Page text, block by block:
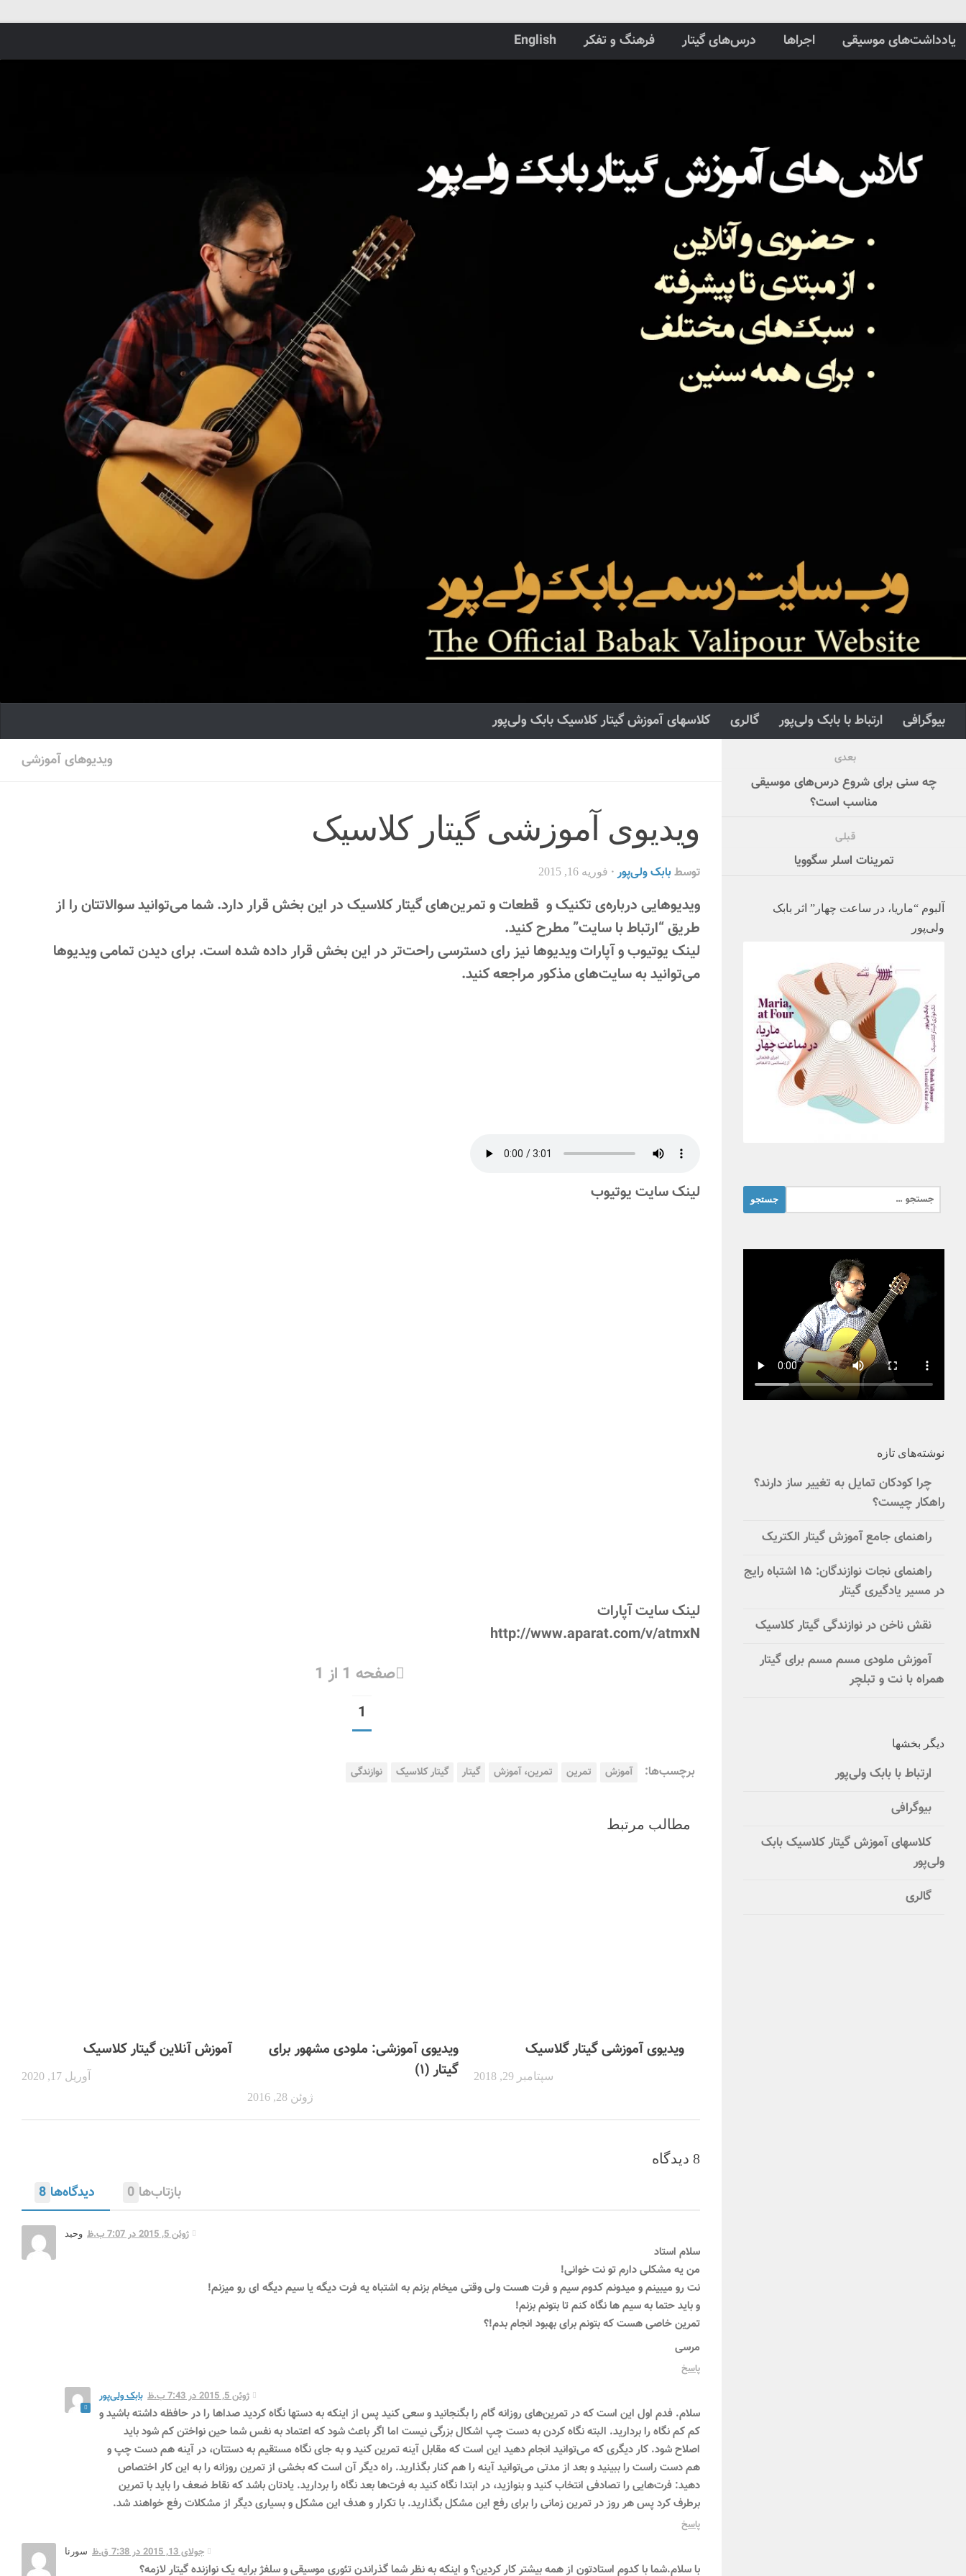
یادداشت‌های موسیقی اجراها درس‌های گیتار فرهنگ و تفکر English
بیوگرافی ارتباط با بابک ولی‌پور گالری
کلاسهای آموزش گیتار کلاسیک بابک ولی‌پور
ویدیوهای آموزشی
ویدیوی آموزشی گیتار کلاسیک
توسطبابک ولی‌پور · فوریه 16, 2015
ویدیوهایی درباره‌ی تکنیک و قطعات و تمرین‌های گیتار کلاسیک در این بخش قرار دارد. شما می‌توانید سوالاتتان را از
طریق “ارتباط با سایت” مطرح کنید.
لینک یوتیوب و آپارات ویدیوها نیز رای دسترسی راحت‌تر در این بخش قرار داده شده است. برای دیدن تمامی ویدیوها
می‌توانید به سایت‌های مذکور مراجعه کنید.
لینک سایت یوتیوب
لینک سایت آپارات
http://www.aparat.com/v/atmxN
صفحه 1 از 1
1
برچسب‌ها: آموزش تمرین تمرین، آموزش گیتار گیتار کلاسیک نوازندگی
مطالب مرتبط
آموزش آنلاین گیتار کلاسیک
آوریل 17, 2020
ویدیوی آموزشی: ملودی مشهور برای
گیتار (۱)
ژوئن 28, 2016
ویدیوی آموزشی گیتار گلاسیک
سپتامبر 29, 2018
8 دیدگاه‌
دیدگاه‌ها 8 بازتاب‌ها 0
وحید ژوئن 5, 2015 در 7:07 ب.ظ
سلام استاد
من یه مشکلی دارم تو نت خوانی!
نت رو میبینم و میدونم کدوم سیم و فرت هست ولی وقتی میخام بزنم به اشتباه یه فرت دیگه یا سیم دیگه ای رو میزنم!
و باید حتما به سیم ها نگاه کنم تا بتونم بزنم!
تمرین خاصی هست که بتونم برای بهبود انجام بدم!؟
مرسی
پاسخ
بابک ولی‌پور
ژوئن 5, 2015 در 7:43 ب.ظ
سلام. فدم اول این است که در تمرین‌های روزانه گام را بگنجانید و سعی کنید پس از اینکه به دستها نگاه کردید صداها را در حافظه داشته باشید و
کم کم نگاه را بردارید. البته نگاه کردن به دست چپ اشکال بزرگی نیست اما اگر باعث شود که اعتماد به نفس شما حین نواختن کم شود باید
اصلاح شود. کار دیگری که می‌توانید انجام دهید این است که مقابل آینه تمرین کنید و به جای نگاه مستقیم به دستتان، در آینه هم دست چپ و
هم دست راست را ببینید و بعد از مدتی می‌توانید آینه را هم کنار بگذارید. راه دیگر آن است که بخشی از تمرین روزانه را به این کار اختصاص
دهید: فرت‌هایی را تصادفی انتخاب کنید و بنوازید، در ابتدا نگاه کنید به فرت‌ها بعد نگاه را بردارید. یادتان باشد که نقاط ضعف را باید با تمرین
برطرف کرد پس هر روز در تمرین زمانی را برای رفع این مشکل بگذارید. با تکرار و هدف این مشکل و بسیاری دیگر از مشکلات رفع خواهند شد.
پاسخ
سورنا جولای 13, 2015 در 7:38 ق.ظ
با سلام.شما با کدوم استادتون از همه بیشتر کار کردین؟ و اینکه به نظر شما گذراندن تئوری موسیقی و سلفژ برایه یک نوازنده گیتار لازمه؟
بعدی
چه سنی برای شروع درس‌های موسیقی
مناسب است؟
قبلی
تمرینات اسلر سگوویا
آلبوم “ماریا، در ساعت چهار” اثر بابک
ولی‌پور
جستجو
برای:
نوشته‌های تازه
چرا کودکان تمایل به تغییر ساز دارند؟
راهکار چیست؟
راهنمای جامع آموزش گیتار الکتریک
راهنمای نجات نوازندگان: ۱۵ اشتباه رایج
در مسیر یادگیری گیتار
نقش ناخن در نوازندگی گیتار کلاسیک
آموزش ملودی مسم مسم برای گیتار
همراه با نت و تبلچر
دیگر بخشها
ارتباط با بابک ولی‌پور
بیوگرافی
کلاسهای آموزش گیتار کلاسیک بابک
ولی‌پور
گالری